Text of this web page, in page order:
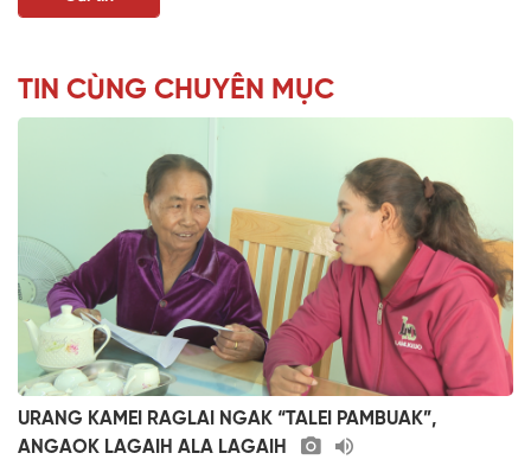
TIN CÙNG CHUYÊN MỤC
URANG KAMEI RAGLAI NGAK “TALEI PAMBUAK”,
ANGAOK LAGAIH ALA LAGAIH